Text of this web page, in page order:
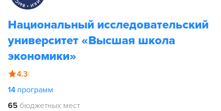
Национальный исследовательский
университет «Высшая школа
экономики»
4.3
14 программ
65 бюджетных мест